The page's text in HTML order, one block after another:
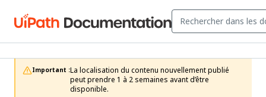
Important :La localisation du contenu nouvellement publié
peut prendre 1 à 2 semaines avant d’être
disponible.